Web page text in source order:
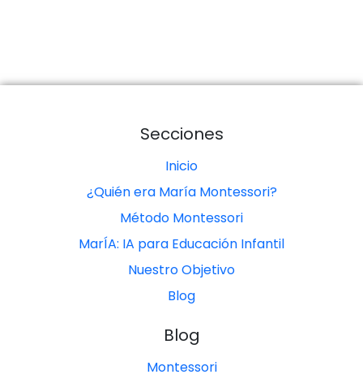
Secciones
Inicio
¿Quién era María Montessori?
Método Montessori
MarÍA: IA para Educación Infantil
Nuestro Objetivo
Blog
Blog
Montessori